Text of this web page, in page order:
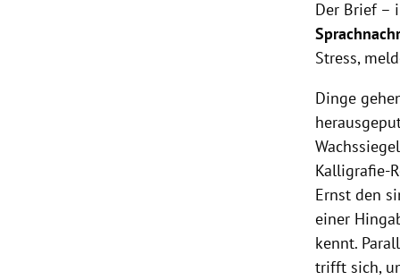
Der Brief –
Stress,
Dinge
Kalligrafie-
Ernst den
einer
kennt.
trifft sich,